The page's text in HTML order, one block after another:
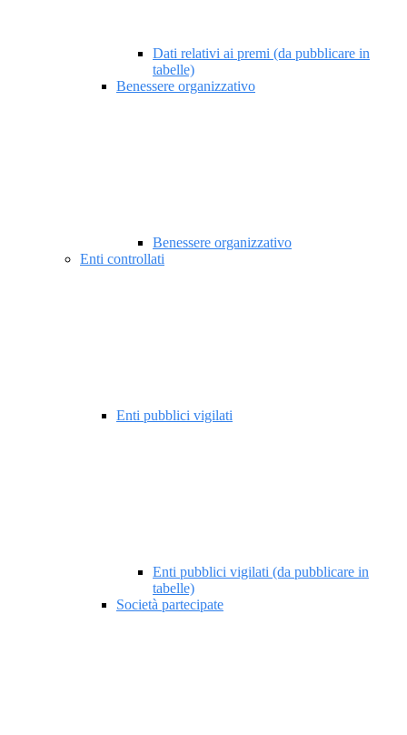
Dati relativi ai premi (da pubblicare in
tabelle)
Benessere organizzativo
Benessere organizzativo
Enti controllati
Enti pubblici vigilati
Enti pubblici vigilati (da pubblicare in
tabelle)
Società partecipate